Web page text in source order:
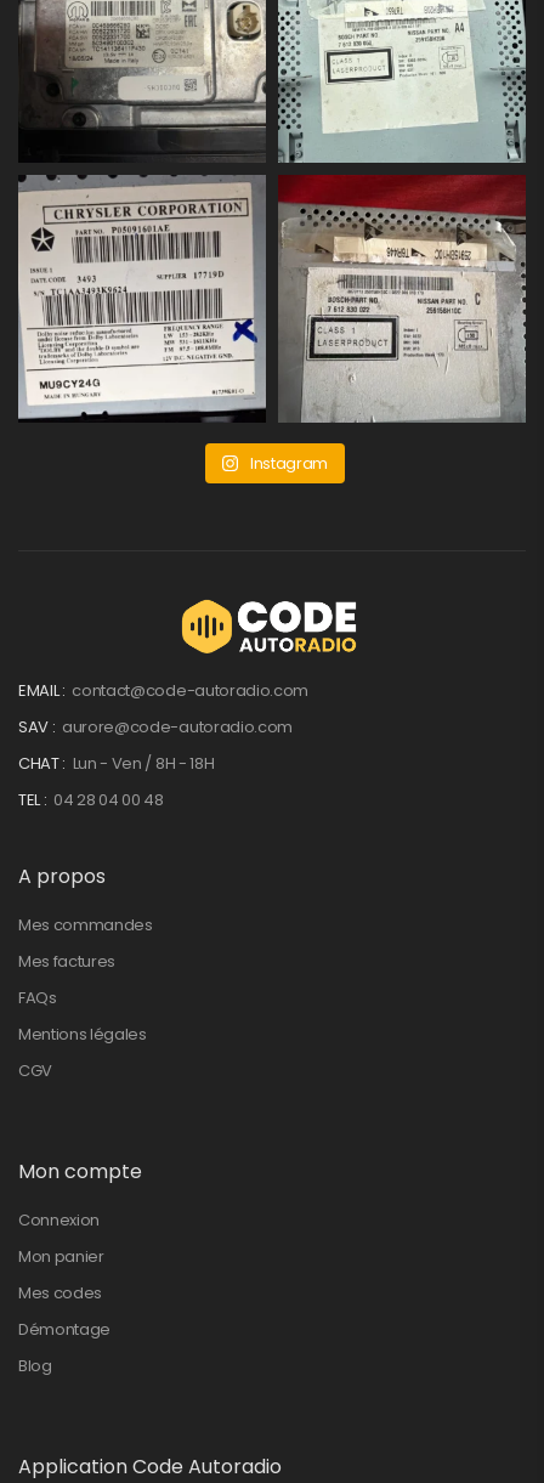
Instagram
EMAIL : contact@code-autoradio.com
SAV : aurore@code-autoradio.com
CHAT : Lun - Ven / 8H - 18H
TEL : 04 28 04 00 48
A propos
Mes commandes
Mes factures
FAQs
Mentions légales
CGV
Mon compte
Connexion
Mon panier
Mes codes
Démontage
Blog
Application Code Autoradio